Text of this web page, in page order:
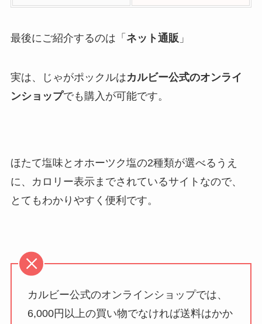
最後にご紹介するのは「 ネット通販 」
実は、じゃがポックルはカルビー公式のオンライ
ンショップでも購入が可能です。
ほたて塩味とオホーツク塩の2種類が選べるうえ
に、カロリー表示までされているサイトなので、
とてもわかりやすく便利です。
カルビー公式のオンラインショップでは、
6,000円以上の買い物でなければ送料はかか